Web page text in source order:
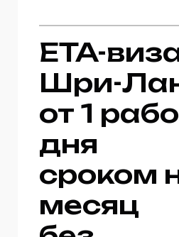
ETA-
Шри-
от 1
дня
сроком
месяц